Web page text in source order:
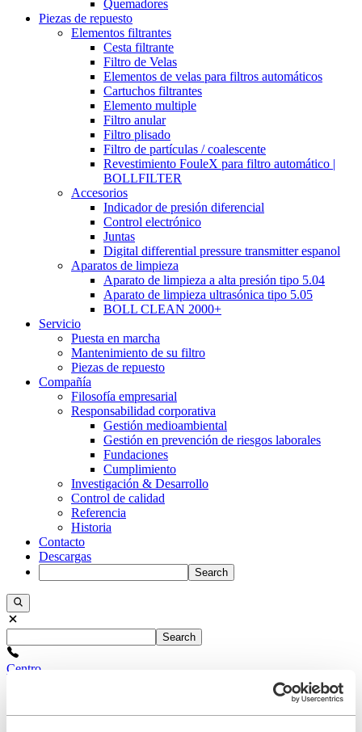
Quemadores
Piezas de repuesto
Elementos filtrantes
Cesta filtrante
Filtro de Velas
Elementos de velas para filtros automáticos
Cartuchos filtrantes
Elemento multiple
Filtro anular
Filtro plisado
Filtro de partículas / coalescente
Revestimiento FouleX para filtro automático |
BOLLFILTER
Accesorios
Indicador de presión diferencial
Control electrónico
Juntas
Digital differential pressure transmitter espanol
Aparatos de limpieza
Aparato de limpieza a alta presión tipo 5.04
Aparato de limpieza ultrasónica tipo 5.05
BOLL CLEAN 2000+
Servicio
Puesta en marcha
Mantenimiento de su filtro
Piezas de repuesto
Compañía
Filosofía empresarial
Responsabilidad corporativa
Gestión medioambiental
Gestión en prevención de riesgos laborales
Fundaciones
Cumplimiento
Investigación & Desarrollo
Control de calidad
Referencia
Historia
Contacto
Descargas
Search
Search
Centro
Contacto